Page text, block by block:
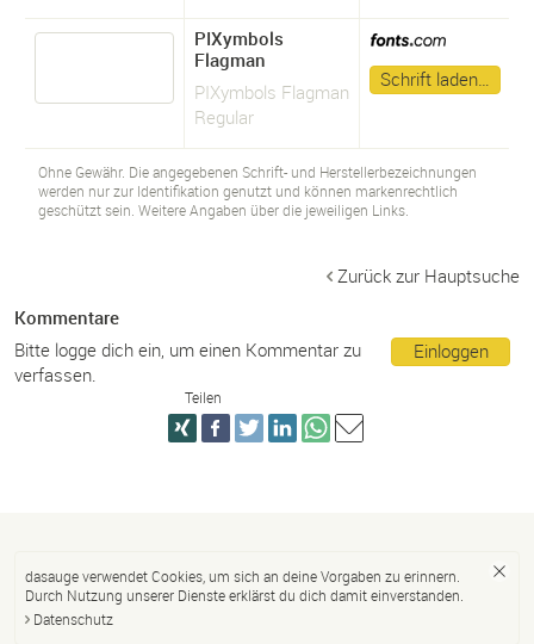
PIXymbols
Flagman
PIXymbols Flagman
Regular
Schrift laden…
Ohne Gewähr. Die angegebenen Schrift- und Herstellerbezeichnungen
werden nur zur Identifikation genutzt und können markenrechtlich
geschützt sein. Weitere Angaben über die jeweiligen Links.
Zurück zur Hauptsuche
Kommentare
Einloggen
Bitte logge dich ein, um einen Kommentar zu
verfassen.
Teilen
dasauge verwendet Cookies, um sich an deine Vorgaben zu erinnern.
Durch Nutzung unserer Dienste erklärst du dich damit einverstanden.
Datenschutz